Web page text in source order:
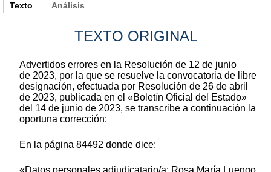
Texto
TEXTO ORIGINAL
Advertidos errores en la Resolución de 12 de junio
de 2023, por la que se resuelve la convocatoria de libre
designación, efectuada por Resolución de 26 de abril
de 2023, publicada en el «Boletín Oficial del Estado»
del 14 de junio de 2023, se transcribe a continuación la
oportuna corrección:
En la página 84492 donde dice:
«Datos personales adjudicatario/a: Rosa María Luengo
Análisis